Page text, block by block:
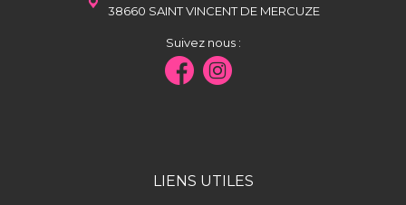
38660 SAINT VINCENT DE MERCUZE
Suivez nous :
LIENS UTILES